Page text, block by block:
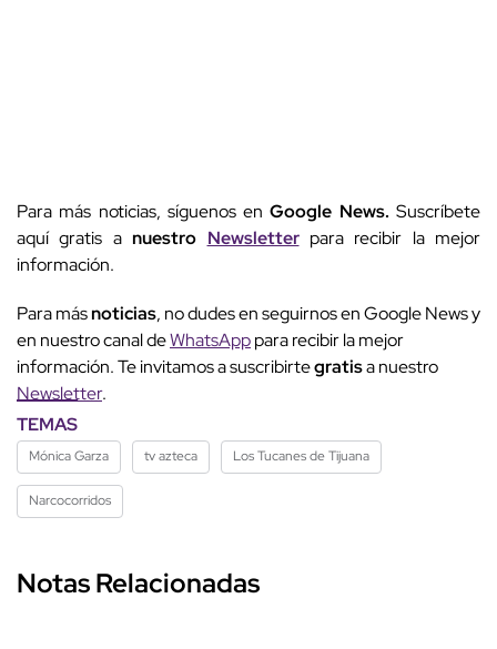
Para más noticias, síguenos enGoogle News.Suscríbete
aquí gratis anuestro Newsletter para recibir la mejor
información.
Para másnoticias, no dudes en seguirnos en Google News y
en nuestro canal deWhatsApppara recibir la mejor
información. Te invitamos a suscribirtegratisa nuestro
Newsletter.
TEMAS
Mónica Garza tv azteca Los Tucanes de Tijuana
Narcocorridos
Notas Relacionadas